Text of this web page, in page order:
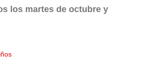
los martes de octubre y